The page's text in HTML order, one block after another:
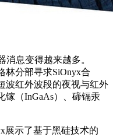
消息变得越来越多。
林分部寻求SiOnyx合
波红外波段的夜视与红外
镓（InGaAs）、碲镉汞
展示了基于黑硅技术的